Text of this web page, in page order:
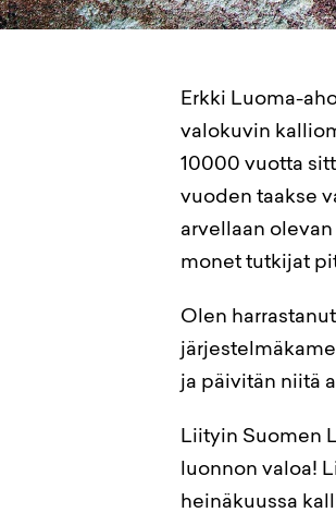
Erkki Luoma-
valokuvin
10000 vuotta
vuoden taakse
arvellaan
monet tutkijat
Olen
ja päivitän niitä
Liityin Suomen
luonnon valoa!
heinäkuussa